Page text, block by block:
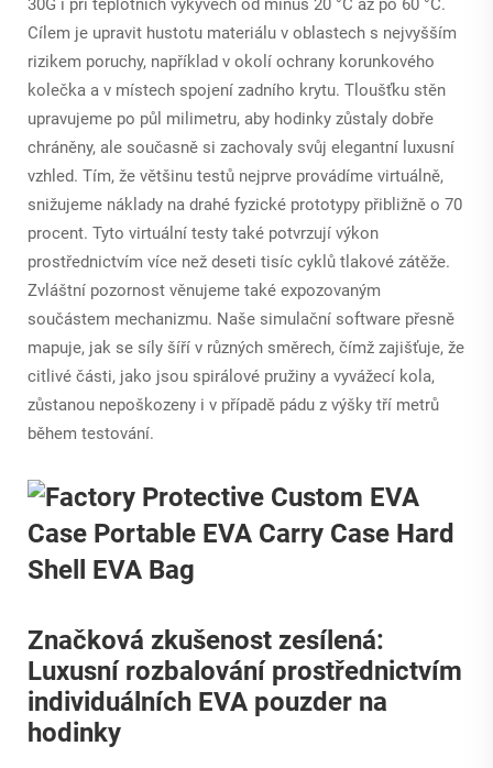
30G i při teplotních výkyvech od mínus 20 °C až po 60 °C.
Cílem je upravit hustotu materiálu v oblastech s nejvyšším
rizikem poruchy, například v okolí ochrany korunkového
kolečka a v místech spojení zadního krytu. Tloušťku stěn
upravujeme po půl milimetru, aby hodinky zůstaly dobře
chráněny, ale současně si zachovaly svůj elegantní luxusní
vzhled. Tím, že většinu testů nejprve provádíme virtuálně,
snižujeme náklady na drahé fyzické prototypy přibližně o 70
procent. Tyto virtuální testy také potvrzují výkon
prostřednictvím více než deseti tisíc cyklů tlakové zátěže.
Zvláštní pozornost věnujeme také expozovaným
součástem mechanizmu. Naše simulační software přesně
mapuje, jak se síly šíří v různých směrech, čímž zajišťuje, že
citlivé části, jako jsou spirálové pružiny a vyvážecí kola,
zůstanou nepoškozeny i v případě pádu z výšky tří metrů
během testování.
Značková zkušenost zesílená:
Luxusní rozbalování prostřednictvím
individuálních EVA pouzder na
hodinky